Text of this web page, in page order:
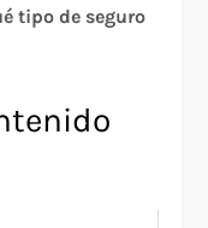
tipo de seguro